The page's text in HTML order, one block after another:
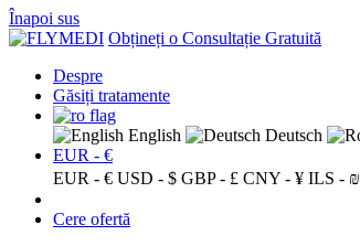
Înapoi sus
Obțineți o Consultație Gratuită
Despre
Găsiți tratamente
English Deutsch
EUR - €
EUR - € USD - $ GBP - £ CNY - ¥ ILS - ₪
Cere ofertă